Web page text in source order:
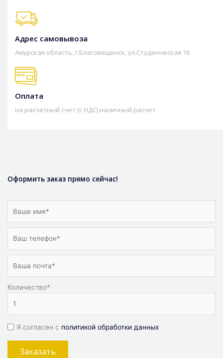
Адрес самовывоза
Амурская область, г.Благовещенск, ул.Студенческая 16
Оплата
на расчетный счет (с НДС) наличный расчет
Оформить заказ прямо сейчас!
Количество*
Я согласен с политикой обработки данных
Заказать